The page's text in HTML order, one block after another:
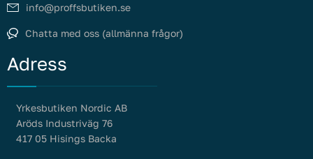
info@proffsbutiken.se
Chatta med oss (allmänna frågor)
Adress
Yrkesbutiken Nordic AB
Aröds Industriväg 76
417 05 Hisings Backa